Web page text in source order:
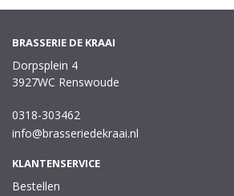
BRASSERIE DE KRAAI
Dorpsplein 4
3927WC Renswoude
0318-303462
info@brasseriedekraai.nl
KLANTENSERVICE
Bestellen